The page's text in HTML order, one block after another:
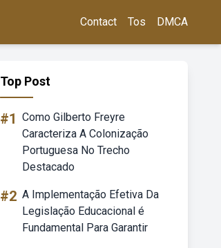
Contact Tos DMCA
Top Post
#1 Como Gilberto Freyre
Caracteriza A Colonização
Portuguesa No Trecho
Destacado
#2 A Implementação Efetiva Da
Legislação Educacional é
Fundamental Para Garantir